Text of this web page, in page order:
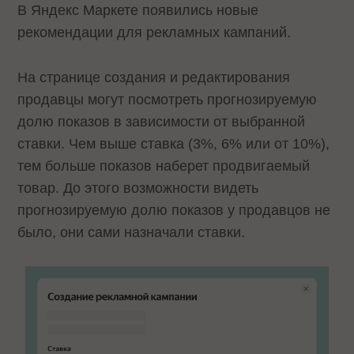
В Яндекс Маркете появились новые
рекомендации для рекламных кампаний.
На странице создания и редактирования
продавцы могут посмотреть прогнозируемую
долю показов в зависимости от выбранной
ставки. Чем выше ставка (3%, 6% или от 10%),
тем больше показов наберет продвигаемый
товар. До этого возможности видеть
прогнозируемую долю показов у продавцов не
было, они сами назначали ставки.